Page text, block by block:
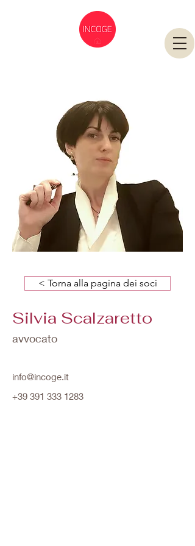
< Torna alla pagina dei soci
Silvia Scalzaretto
avvocato
info@incoge.it
+39 391 333 1283